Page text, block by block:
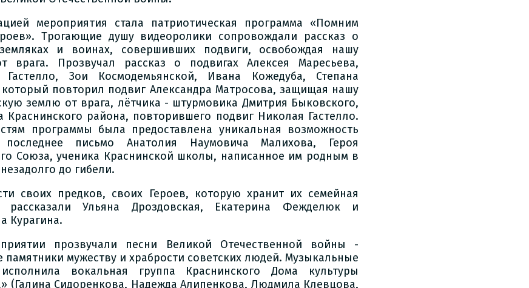
мероприятия стала патриотическая программа «Помним
Трогающие душу видеоролики сопровождали рассказ о
и воинах, совершивших подвиги, освобождая нашу
врага. Прозвучал рассказ о подвигах Алексея Маресьева,
Гастелло, Зои Космодемьянской, Ивана Кожедуба, Степана
который повторил подвиг Александра Матросова, защищая нашу
землю от врага, лётчика - штурмовика Дмитрия Быковского,
Краснинского района, повторившего подвиг Николая Гастелло.
программы была предоставлена уникальная возможность
последнее письмо Анатолия Наумовича Малихова, Героя
Союза, ученика Краснинской школы, написанное им родным в
до гибели.
своих предков, своих Героев, которую хранит их семейная
рассказали Ульяна Дроздовская, Екатерина Фежделюк и
Курагина.
прозвучали песни Великой Отечественной войны -
памятники мужеству и храбрости советских людей. Музыкальные
вокальная группа Краснинского Дома культуры
(Галина Сидоренкова, Надежда Алипенкова, Людмила Клевцова,